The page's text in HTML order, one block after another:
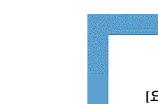
[